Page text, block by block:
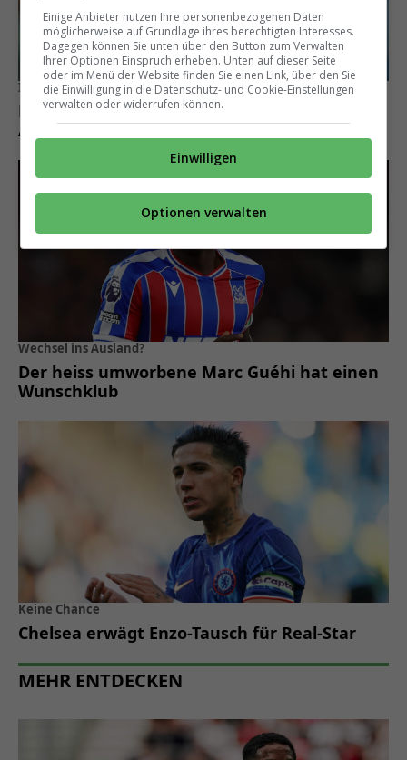
Intensive Kontakte
Berater Pini Zahavi will Alaba nach Saudi-
Arabien bringen
Wechsel ins Ausland?
Der heiss umworbene Marc Guéhi hat einen
Wunschklub
Keine Chance
Chelsea erwägt Enzo-Tausch für Real-Star
MEHR ENTDECKEN
Einige Anbieter nutzen Ihre personenbezogenen Daten
möglicherweise auf Grundlage ihres berechtigten Interesses.
Dagegen können Sie unten über den Button zum Verwalten
Ihrer Optionen Einspruch erheben. Unten auf dieser Seite
oder im Menü der Website finden Sie einen Link, über den Sie
die Einwilligung in die Datenschutz- und Cookie-Einstellungen
verwalten oder widerrufen können.
Einwilligen
Optionen verwalten